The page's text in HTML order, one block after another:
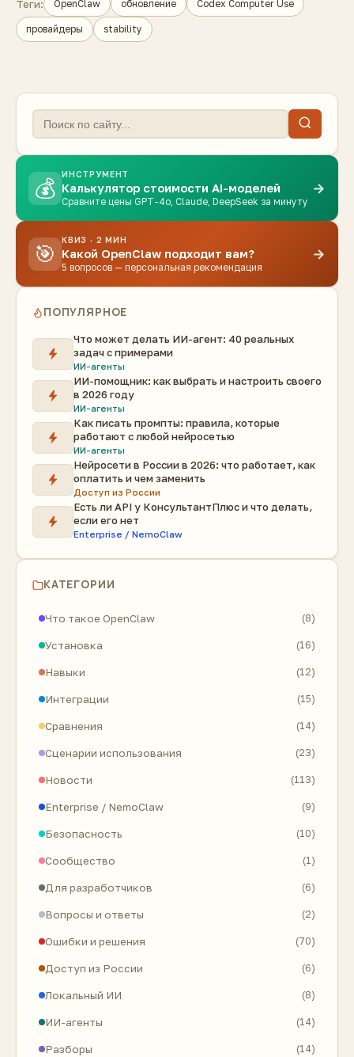
Теги: OpenClaw обновление Codex Computer Use
провайдеры stability
💰
ИНСТРУМЕНТ
Калькулятор стоимости AI-моделей
Сравните цены GPT-4o, Claude, DeepSeek за минуту
→
🎯
КВИЗ · 2 МИН
Какой OpenClaw подходит вам?
5 вопросов — персональная рекомендация
→
ПОПУЛЯРНОЕ
Что может делать ИИ-агент: 40 реальных
задач с примерами
ИИ-агенты
ИИ-помощник: как выбрать и настроить своего
в 2026 году
ИИ-агенты
Как писать промпты: правила, которые
работают с любой нейросетью
ИИ-агенты
Нейросети в России в 2026: что работает, как
оплатить и чем заменить
Доступ из России
Есть ли API у КонсультантПлюс и что делать,
если его нет
Enterprise / NemoClaw
КАТЕГОРИИ
Что такое OpenClaw (8)
Установка (16)
Навыки (12)
Интеграции (15)
Сравнения (14)
Сценарии использования (23)
Новости (113)
Enterprise / NemoClaw (9)
Безопасность (10)
Сообщество (1)
Для разработчиков (6)
Вопросы и ответы (2)
Ошибки и решения (70)
Доступ из России (6)
Локальный ИИ (8)
ИИ-агенты (14)
Разборы (14)